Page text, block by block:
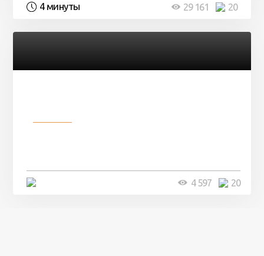
4 минуты 20
29 161
20
4 597